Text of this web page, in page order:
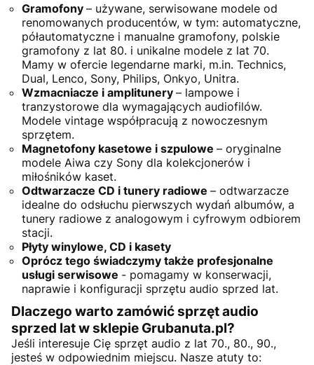
Gramofony – używane, serwisowane modele od
renomowanych producentów, w tym: automatyczne,
półautomatyczne i manualne gramofony, polskie
gramofony z lat 80. i unikalne modele z lat 70.
Mamy w ofercie legendarne marki, m.in. Technics,
Dual, Lenco, Sony, Philips, Onkyo, Unitra.
Wzmacniacze i amplitunery – lampowe i
tranzystorowe dla wymagających audiofilów.
Modele vintage współpracują z nowoczesnym
sprzętem.
Magnetofony kasetowe i szpulowe – oryginalne
modele Aiwa czy Sony dla kolekcjonerów i
miłośników kaset.
Odtwarzacze CD i tunery radiowe – odtwarzacze
idealne do odsłuchu pierwszych wydań albumów, a
tunery radiowe z analogowym i cyfrowym odbiorem
stacji.
Płyty winylowe, CD i kasety
Oprócz tego świadczymy także profesjonalne
usługi serwisowe - pomagamy w konserwacji,
naprawie i konfiguracji sprzętu audio sprzed lat.
Dlaczego warto zamówić sprzęt audio
sprzed lat w sklepie Grubanuta.pl?
Jeśli interesuje Cię sprzęt audio z lat 70., 80., 90.,
jesteś w odpowiednim miejscu. Nasze atuty to: